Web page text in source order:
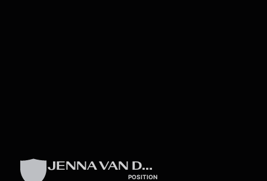
JENNA VAN DE KEERE
POSITION